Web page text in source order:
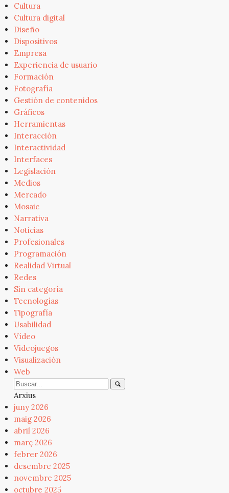
Cultura
Cultura digital
Diseño
Dispositivos
Empresa
Experiencia de usuario
Formación
Fotografía
Gestión de contenidos
Gráficos
Herramientas
Interacción
Interactividad
Interfaces
Legislación
Medios
Mercado
Mosaic
Narrativa
Noticias
Profesionales
Programación
Realidad Virtual
Redes
Sin categoría
Tecnologías
Tipografía
Usabilidad
Vídeo
Videojuegos
Visualización
Web
Arxius
juny 2026
maig 2026
abril 2026
març 2026
febrer 2026
desembre 2025
novembre 2025
octubre 2025